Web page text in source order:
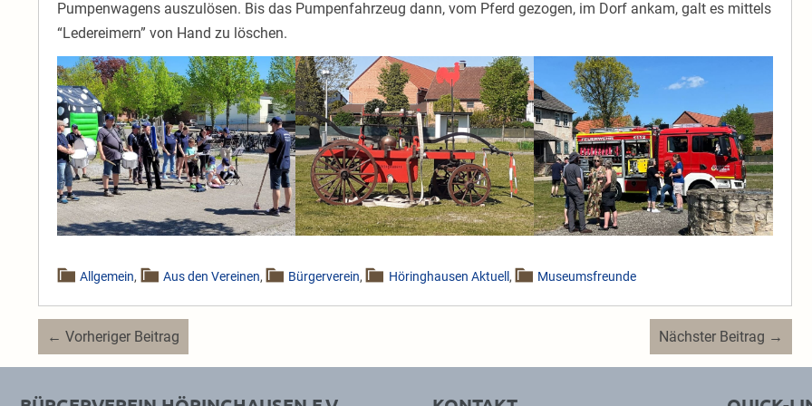
Pumpenwagens auszulösen. Bis das Pumpenfahrzeug dann, vom Pferd gezogen, im Dorf ankam, galt es mittels
“Ledereimern” von Hand zu löschen.
Allgemein, Aus den Vereinen, Bürgerverein, Höringhausen Aktuell , Museumsfreunde
Beitragsnavigation
← Vorheriger Beitrag Nächster Beitrag →